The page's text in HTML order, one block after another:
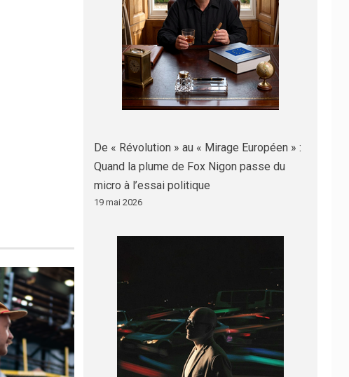
De « Révolution » au « Mirage Européen » :
Quand la plume de Fox Nigon passe du
micro à l’essai politique
19 mai 2026